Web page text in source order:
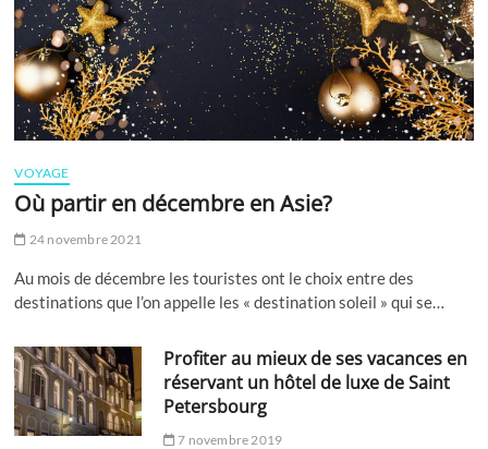
VOYAGE
Où partir en décembre en Asie?
24 novembre 2021
Au mois de décembre les touristes ont le choix entre des
destinations que l’on appelle les « destination soleil » qui se…
Profiter au mieux de ses vacances en
réservant un hôtel de luxe de Saint
Petersbourg
7 novembre 2019